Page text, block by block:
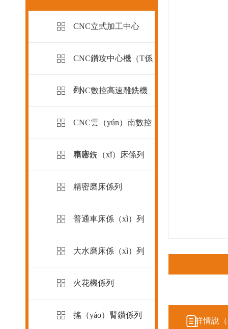
CNC立式加工中心
CNC鑽攻中心機（T係
列）
CNC數控高速雕銑機
CNC雲（yún）南數控
車床
精密銑（xǐ）床係列
精密磨床係列
普通車床係（xì）列
大水磨床係（xì）列
火花機係列
搖（yáo）臂鑽係列
詳情說